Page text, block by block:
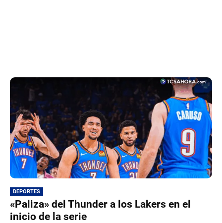
DEPORTES
«Paliza» del Thunder a los Lakers en el
inicio de la serie